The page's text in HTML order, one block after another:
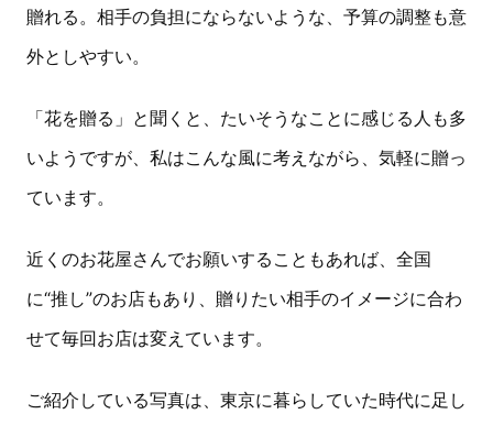
贈れる。相手の負担にならないような、予算の調整も意
外としやすい。
「花を贈る」と聞くと、たいそうなことに感じる人も多
いようですが、私はこんな風に考えながら、気軽に贈っ
ています。
近くのお花屋さんでお願いすることもあれば、全国
に“推し”のお店もあり、贈りたい相手のイメージに合わ
せて毎回お店は変えています。
ご紹介している写真は、東京に暮らしていた時代に足し